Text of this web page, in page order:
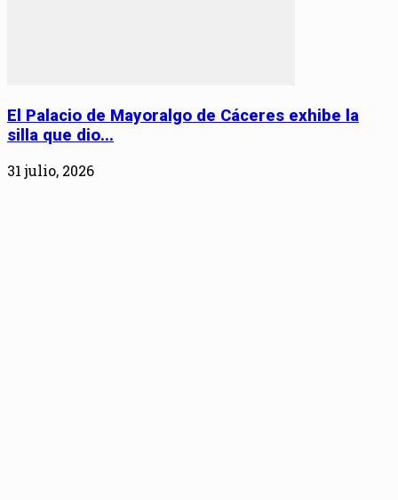
El Palacio de Mayoralgo de Cáceres exhibe la
silla que dio...
31 julio, 2026